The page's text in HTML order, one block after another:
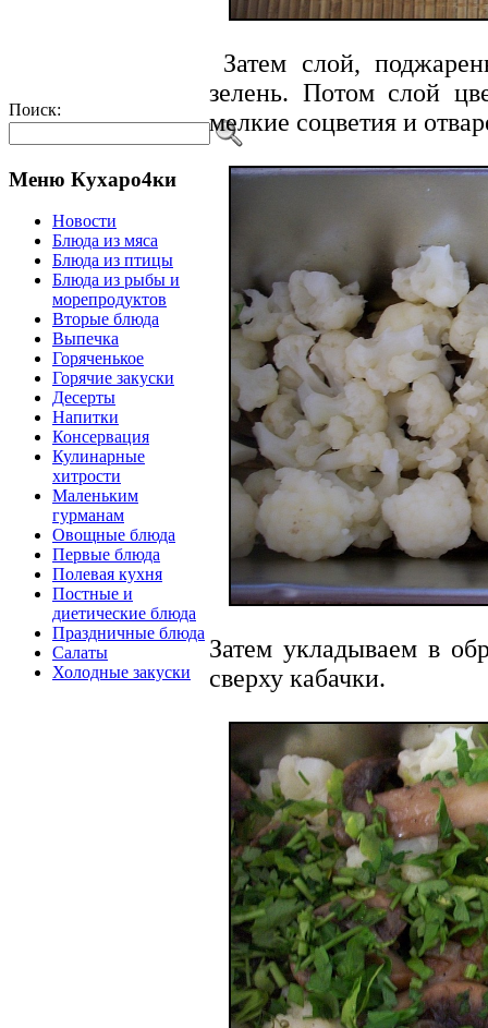
Поиск:
Меню Кухаро4ки
Новости
Блюда из мяса
Блюда из птицы
Блюда из рыбы и
морепродуктов
Вторые блюда
Выпечка
Горяченькое
Горячие закуски
Десерты
Напитки
Консервация
Кулинарные
хитрости
Маленьким
гурманам
Овощные блюда
Первые блюда
Полевая кухня
Постные и
диетические блюда
Праздничные блюда
Салаты
Холодные закуски
Затем слой,
зелень. Потом слой
мелкие соцветия и
Затем укладываем в
сверху кабачки.